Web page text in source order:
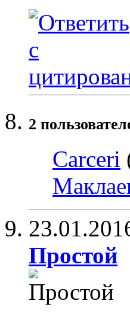
2
Carceri
Простой